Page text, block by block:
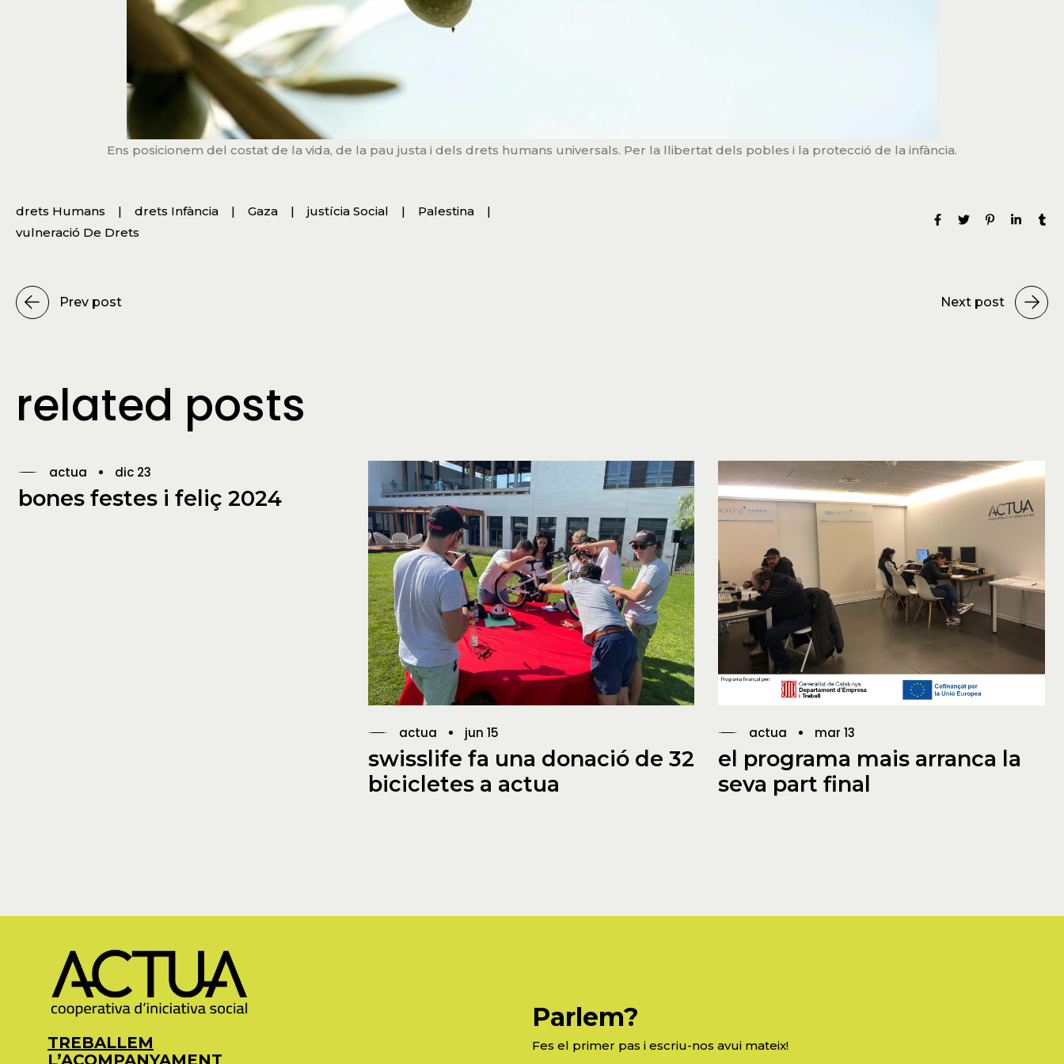
Ens posicionem del costat de la vida, de la pau justa i dels drets humans universals. Per la llibertat dels pobles i la protecció de la infància.
drets Humans drets Infància Gaza justícia Social
Palestina
vulneració De Drets
Prev post Next post
related posts
actua dic 23
bones festes i feliç 2024
actua jun 15
swisslife fa una donació de 32
bicicletes a actua
actua mar 13
el programa mais arranca la
seva part final
TREBALLEM
L’ACOMPANYAMENT
Parlem?
Fes el primer pas i escriu-nos avui mateix!